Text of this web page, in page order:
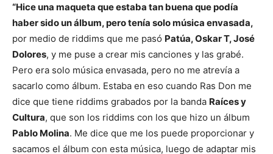
“Hice una maqueta que estaba tan buena que podía
haber sido un álbum, pero tenía solo música envasada,
por medio de riddims que me pasó Patúa, Oskar T, José
Dolores, y me puse a crear mis canciones y las grabé.
Pero era solo música envasada, pero no me atrevía a
sacarlo como álbum. Estaba en eso cuando Ras Don me
dice que tiene riddims grabados por la banda Raíces y
Cultura, que son los riddims con los que hizo un álbum
Pablo Molina. Me dice que me los puede proporcionar y
sacamos el álbum con esta música, luego de adaptar mis